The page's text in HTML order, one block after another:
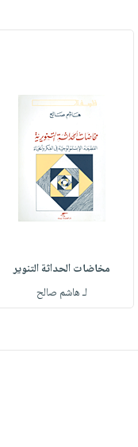
مخاضات الحداثة التنوير
لـ هاشم صالح